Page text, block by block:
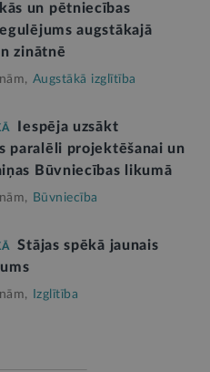
un pētniecības
augstākajā
zinātnē
Augstākā izglītība
Iespēja uzsākt
paralēli projektēšanai un
Būvniecības likumā
Būvniecība
Stājas spēkā jaunais
Izglītība